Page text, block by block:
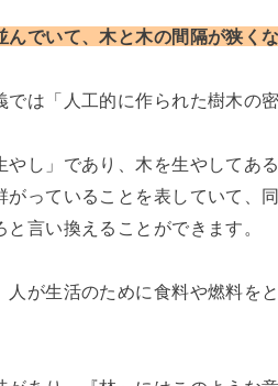
んでいて、木と木の間隔が狭く
は「人工的に作られた樹木の
やし」であり、木を生やしてあ
っていることを表していて、
言い換えることができます。
が生活のために食料や燃料を